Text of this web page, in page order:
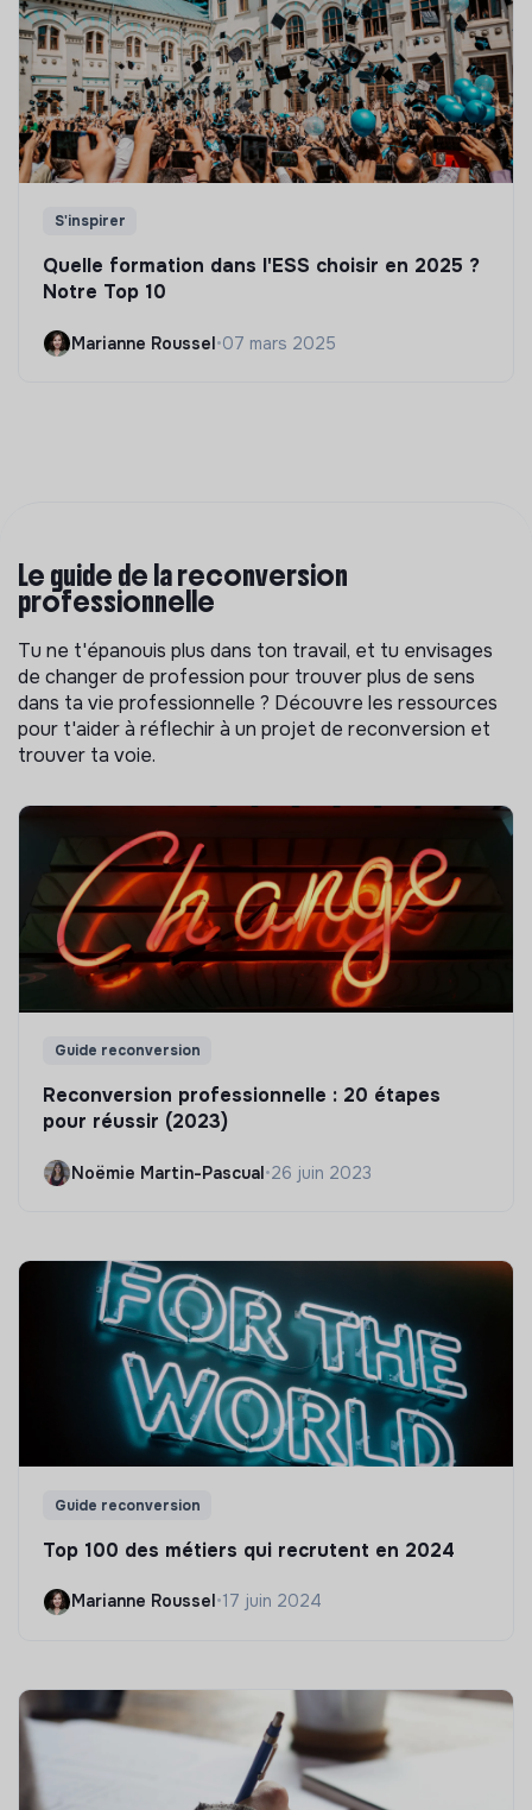
S'inspirer
Quelle formation dans l'ESS choisir en 2025 ?
Notre Top 10
Marianne Roussel•07 mars 2025
Le guide de la reconversion
professionnelle
Tu ne t'épanouis plus dans ton travail, et tu envisages
de changer de profession pour trouver plus de sens
dans ta vie professionnelle ? Découvre les ressources
pour t'aider à réflechir à un projet de reconversion et
trouver ta voie.
Guide reconversion
Reconversion professionnelle : 20 étapes
pour réussir (2023)
Noëmie Martin-Pascual•26 juin 2023
Guide reconversion
Top 100 des métiers qui recrutent en 2024
Marianne Roussel•17 juin 2024